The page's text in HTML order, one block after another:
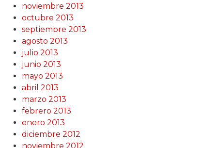
noviembre 2013
octubre 2013
septiembre 2013
agosto 2013
julio 2013
junio 2013
mayo 2013
abril 2013
marzo 2013
febrero 2013
enero 2013
diciembre 2012
noviembre 2012